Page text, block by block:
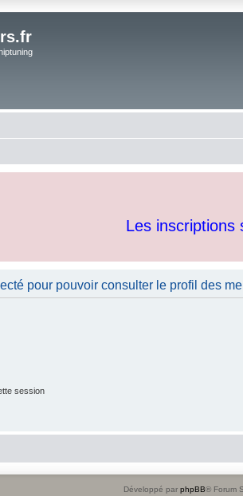
Les inscriptions
pour pouvoir consulter le profil des
session
Développé par phpBB® Forum